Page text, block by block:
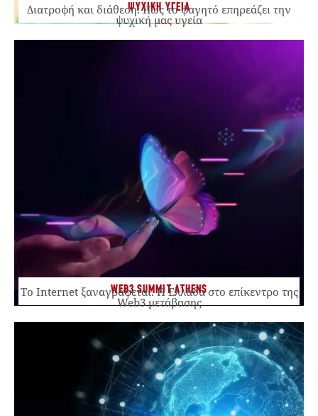
ΨΥΧΙΚΗ ΥΓΕΙΑ
Διατροφή και διάθεση: Πώς το φαγητό επηρεάζει την
ψυχική μας υγεία
WEB3 SUMMIT ATHENS
Το Internet ξαναγράφεται. Η Ελλάδα στο επίκεντρο της
Web3 μετάβασης